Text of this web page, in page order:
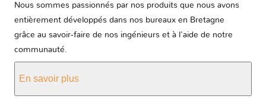
Nous sommes passionnés par nos produits que nous avons
entièrement développés dans nos bureaux en Bretagne
grâce au savoir-faire de nos ingénieurs et à l'aide de notre
communauté.
En savoir plus